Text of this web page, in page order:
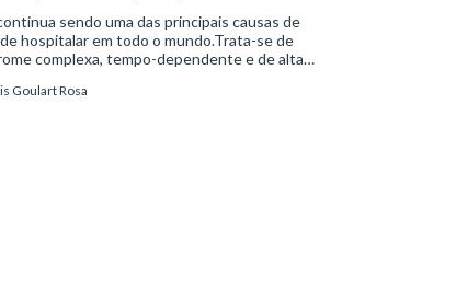
sendo uma das principais causas de
hospitalar em todo o mundo.Trata-se de
complexa, tempo-dependente e de alta
são determinantes para o desfe
Goulart Rosa